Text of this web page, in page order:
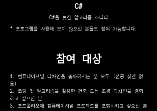
C#
C#을 통한 알고리즘 스터디
* 프로그램을 사용해 보지 않으신 분들도 참여 가능합니다.
​참여 대상
​1. 컴퓨테이셔널 디자인을 좋아하시는 분 모두 (전공 상관 없
음)
2. 코딩 및 알고리즘을 활용한 건축 또는 조경 디자인을 경험
하고 싶으신 분
3. 포트폴리오에 컴퓨테이셔널 프로젝트를 포함시키고 싶으신 분